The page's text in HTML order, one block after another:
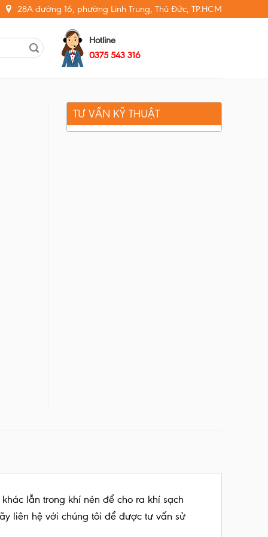
28A đường 16, phường Linh Trung, Thủ Đức, TP.HCM
Hotline
0375 543 316
TƯ VẤN KỸ THUẬT
lẫn trong khí nén để cho ra khí sạch
liên hệ với chúng tôi để được tư vấn sử